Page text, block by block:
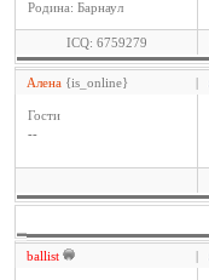
Родина: Барнаул
ICQ: 6759279
Алена {is_online} |
Гости
--
ballist |